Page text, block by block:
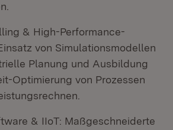
& High-Performance-
von Simulationsmodellen
Planung und Ausbildung
Optimierung von Prozessen
& IIoT: Maßgeschneiderte